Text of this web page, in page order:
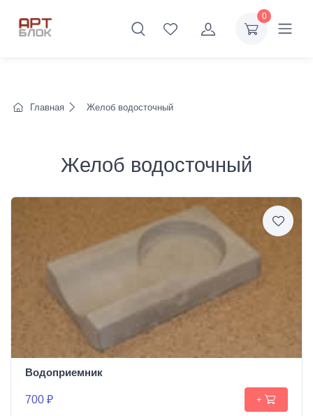
0
Главная Желоб водосточный
Желоб водосточный
Водоприемник
700 ₽ +